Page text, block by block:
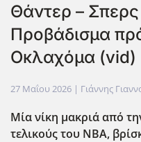
Θάντερ – Σπερς
Προβάδισμα
Οκλαχόμα (vid)
27 Μαΐου 2026 | Γιάννης
Μία νίκη μακριά από
τελικούς του ΝΒΑ,